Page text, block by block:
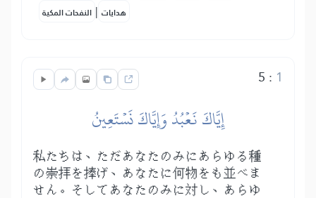
النفحات المكية | هدايات
5 : 1
إِيَّاكَ نَعۡبُدُ وَإِيَّاكَ نَسۡتَعِينُ
私たちは、ただあなたのみにあらゆる種
の崇拝を捧げ、あなたに何物をも並べま
せん。そしてあなたのみに対し、あらゆ